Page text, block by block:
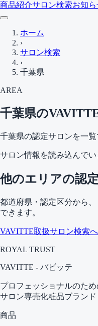
商品紹介サロン検索お知
ホーム
›
サロン検索
›
千葉県
AREA
千葉県の
千葉県の認定サロンを一覧
サロン情報を読み込んで
他のエリアの認
都道府県・認定区分から
できます。
VAVITTE取扱サロン検索へ
ROYAL TRUST
VAVITTE - バビッテ
プロフェッショナルのため
サロン専売化粧品ブランド
商品